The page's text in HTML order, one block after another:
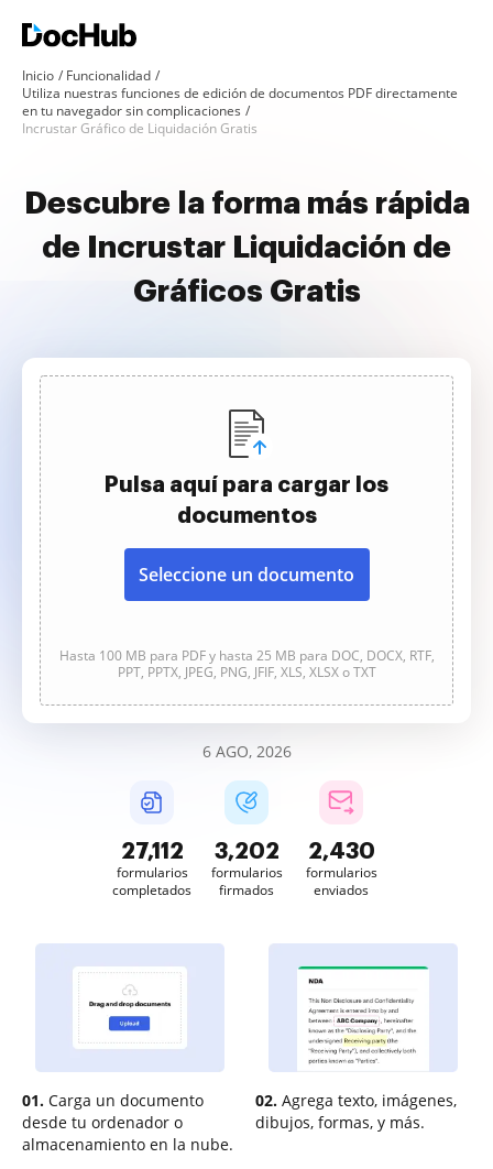
Inicio
Funcionalidad
Utiliza nuestras funciones de edición de documentos PDF directamente
en tu navegador sin complicaciones
Incrustar Gráfico de Liquidación Gratis
Descubre la forma más rápida
de Incrustar Liquidación de
Gráficos Gratis
Pulsa aquí para cargar los
documentos
Seleccione un documento
Hasta 100 MB para PDF y hasta 25 MB para DOC, DOCX, RTF,
PPT, PPTX, JPEG, PNG, JFIF, XLS, XLSX o TXT
6 AGO, 2026
27,114
formularios
completados
3,203
formularios
firmados
2,430
formularios
enviados
01. Carga un documento
desde tu ordenador o
almacenamiento en la nube.
02. Agrega texto, imágenes,
dibujos, formas, y más.